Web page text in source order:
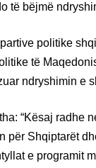
të bëjmë
politike
të
ndryshimin e
“Kësaj radhe
për Shqiptarët
e programit